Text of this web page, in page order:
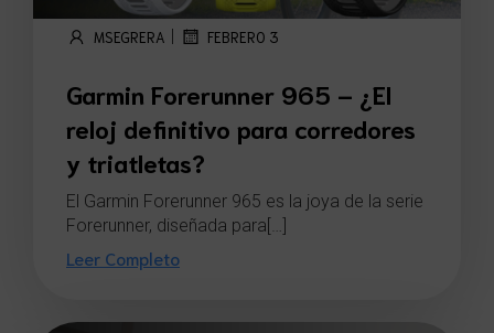
MSEGRERA | FEBRERO 3
Garmin Forerunner 965 – ¿El
reloj definitivo para corredores
y triatletas?
El Garmin Forerunner 965 es la joya de la serie
Forerunner, diseñada para[…]
Leer Completo